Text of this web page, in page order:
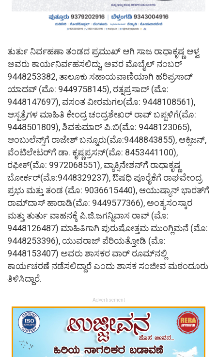
ತುರ್ತು ನಿರ್ವಹಣಾ ತಂಡದ ಪ್ರಮುಖ್ ಆಗಿ ಸಾಜ ರಾಧಾಕೃಷ್ಣ ಆಳ್ವ
ಅವರು ಕಾರ್ಯನಿರ್ವಹಸಲಿದ್ದು, ಅವರ ಮೊಬೈಲ್ ನಂಬರ್
9448253382, ತಾಲೂಕು ಸಹಾಯವಾಣಿಯಾಗಿ ಹರಿಪ್ರಸಾದ್
ಯಾದವ್ (ಮೊ: 9449758145), ರತ್ನಪ್ರಸಾದ್ (ಮೊ:
9448147697), ವಸಂತ ವೀರಮಗಲ(ಮೊ: 9448108561),
ಆಸ್ಪತ್ರೆಗಳ ಮಾಹಿತಿ ಕೇಂದ್ರ ಚಂದ್ರಶೇಖರ್ ರಾವ್ ಬಪ್ಪಳಿಗೆ(ಮೊ:
9448501809), ಶಿವಕುಮಾರ್ ಪಿ.ಬಿ(ಮೊ: 9448123065),
ಆಂಬುಲೆನ್ಸ್‌ಗೆ ರಾಜೇಶ್ ಬನ್ನೂರು(ಮೊ:9448843855), ಆಕ್ಸಿಜನ್,
ವೆಂಟಿಲೇಟರ್‌ಗೆ ಡಾ. ಕೃಷ್ಣಪ್ರಸನ್(ಮೊ: 8453441100),
ರಫೀಕ್(ಮೊ: 9972068551), ವ್ಯಾಕ್ಸಿನೇಶನ್‌ಗೆ ರಾಧಾಕೃಷ್ಣ
ಬೋರ್ಕರ್(ಮೊ:9448329237), ಔಷಧಿ ಪೂರೈಕೆಗೆ ರಾಘವೇಂದ್ರ
ಪ್ರಭು ಮತ್ತು ತಂಡ (ಮೊ: 9036615440), ಆಯುಷ್ಮಾನ್ ಭಾರತ್‌ಗೆ
ರಾಮ್‌ದಾಸ್ ಹಾರಾಡಿ(ಮೊ: 9449577366), ಅಂತ್ಯಸಂಸ್ಕಾರ
ಮತ್ತು ತುರ್ತು ವಾಹನಕ್ಕೆ ಪಿ.ಜಿ.ಜಗನ್ನಿವಾಸ ರಾವ್ (ಮೊ:
9448126487) ಮಾಹಿತಿಗಾಗಿ ಪುರುಷೋತ್ತಮ ಮುಂಗ್ಲಿಮನೆ (ಮೊ:
9448253396), ಯುವರಾಜ್ ಪೆರಿಯತ್ತೋಡಿ (ಮೊ:
9448153407) ಅವರು ಶಾಸಕರ ವಾರ್ ರೂಮ್‌ನಲ್ಲಿ
ಕಾರ್ಯಚರಣೆ ನಡೆಸಲಿದ್ದಾರೆ ಎಂದು ಶಾಸಕ ಸಂಜೀವ ಮಠಂದೂರು
ತಿಳಿಸಿದ್ದಾರೆ.
Advertisement